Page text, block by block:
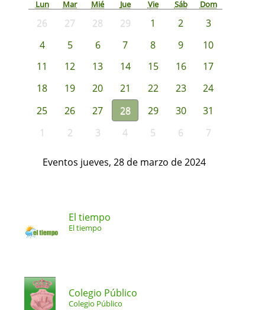
Lun Mar Mié Jue Vie Sáb Dom
26 27 28 29 1 2
3
4
5 6 7 8 9
10
11
12 13 14 15 16
17
18
19 20 21 22 23
24
25
26 27 28 29 30
31
1
2 3 4 5 6 7
Eventos jueves, 28 de marzo de 2024
El tiempo
El tiempo
Colegio Público
Colegio Público